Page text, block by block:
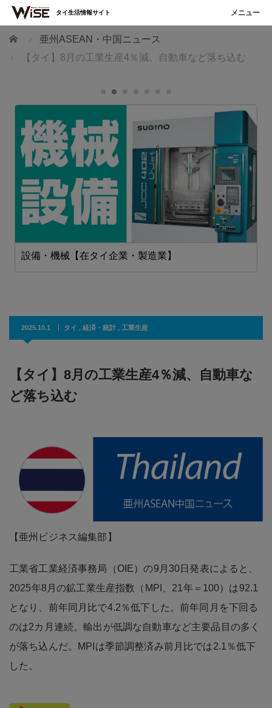
ホーム
亜州ASEAN・中国ニュース
【タイ】8月の工業生産4％減、自動車など落ち込む
設備・機械【在タイ企業・製造業】
2025.10.1 タイ , 経済・統計 , 工業生産
【タイ】8月の工業生産4％減、自動車な
ど落ち込む
【亜州ビジネス編集部】
工業省工業経済事務局（OIE）の9月30日発表によると、
2025年8月の鉱工業生産指数（MPI、21年＝100）は92.1
となり、前年同月比で4.2％低下した。前年同月を下回る
のは2カ月連続。輸出が低調な自動車など主要品目の多く
が落ち込んだ。MPIは季節調整済み前月比では2.1％低下
した。
タイ生活情報サイト